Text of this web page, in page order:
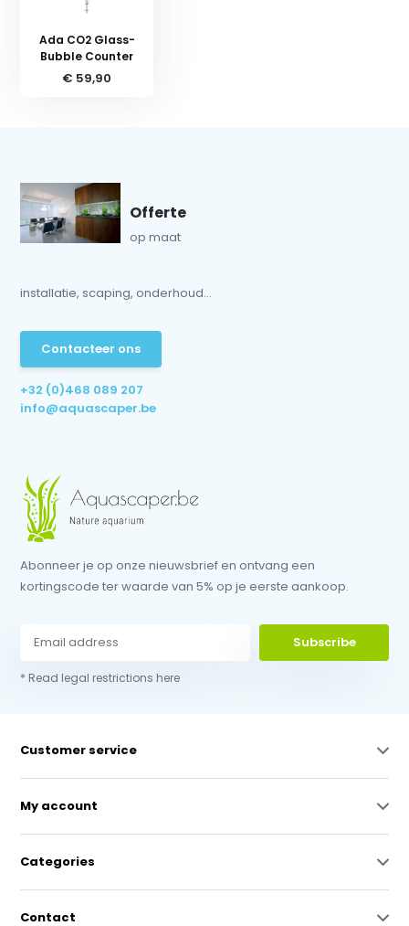
Ada CO2 Glass-
Bubble Counter
€ 59,90
Offerte
op maat
installatie, scaping, onderhoud...
Contacteer ons
+32 (0)468 089 207
info@aquascaper.be
Abonneer je op onze nieuwsbrief en ontvang een
kortingscode ter waarde van 5% op je eerste aankoop.
Subscribe
* Read legal restrictions here
Customer service
My account
Categories
Contact